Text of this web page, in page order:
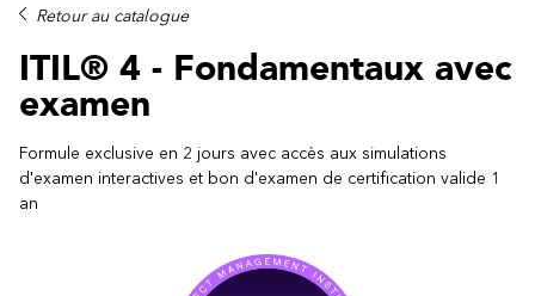
Formations
Campus IA
Sur mesure
À propos
Ressources
Retour au catalogue
ITIL® 4 - Fondamentaux avec
examen
Formule exclusive en 2 jours avec accès aux simulations
d'examen interactives et bon d'examen de certification valide 1
an